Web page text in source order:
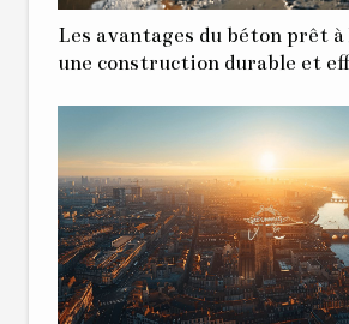
Les avantages du béton prêt
une construction durable et